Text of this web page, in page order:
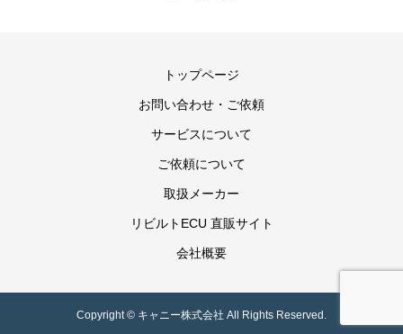
トップページ
お問い合わせ・ご依頼
サービスについて
ご依頼について
取扱メーカー
リビルトECU 直販サイト
会社概要
Copyright © キャニー株式会社 All Rights Reserved.